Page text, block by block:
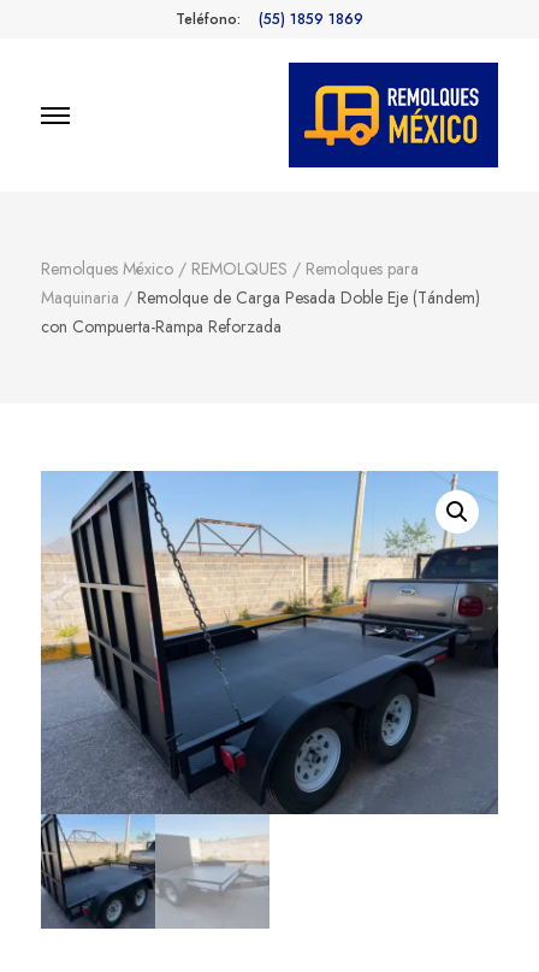
Teléfono: (55) 1859 1869
Remolques México / REMOLQUES / Remolques para
Maquinaria / Remolque de Carga Pesada Doble Eje (Tándem)
con Compuerta-Rampa Reforzada